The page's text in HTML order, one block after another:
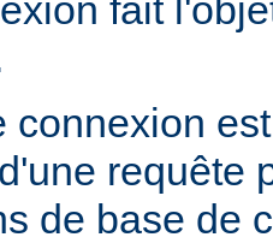
fait
connexion
requête
de base de